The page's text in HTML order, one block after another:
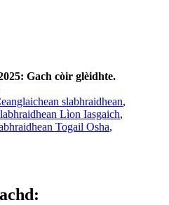
Gach còir glèidhte.
slabhraidhean,
Lìon Iasgaich,
Togail Osha,